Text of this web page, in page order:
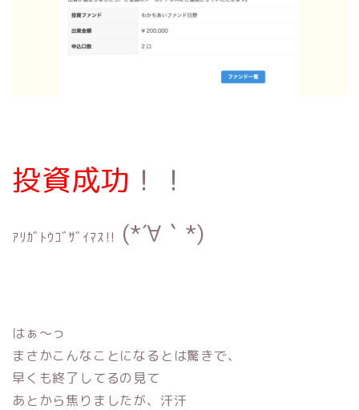
投資成功 ！！
ｱﾘｶﾞﾄｳｺﾞｻﾞｲﾏｽ‼︎ (*´∀｀*)
はぁ〜っ
まさかこんなことになるとは驚きで、
早くも終了してるの見て
あとから焦りましたが、汗汗